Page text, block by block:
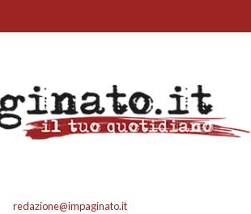
redazione@impaginato.it